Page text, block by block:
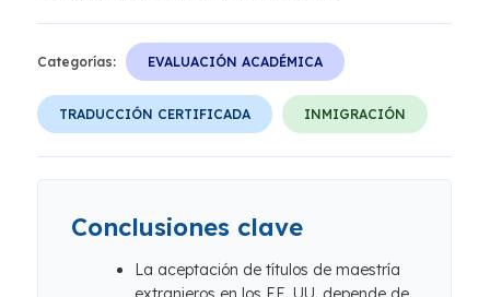
Categorías: EVALUACIÓN ACADÉMICA
TRADUCCIÓN CERTIFICADA INMIGRACIÓN
Conclusiones clave
La aceptación de títulos de maestría